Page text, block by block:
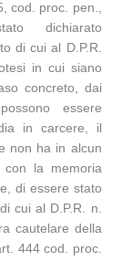
cod. proc. pen.,
dichiarato
di cui al D.P.R.
in cui siano
concreto, dai
essere
in carcere, il
non ha in alcun
con la memoria
di essere stato
cui al D.P.R. n.
cautelare della
444 cod. proc.